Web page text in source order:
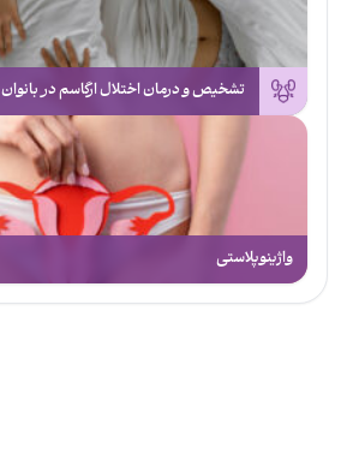
تشخیص و درمان اختلال ارگاسم در بانوان
واژینوپلاستی